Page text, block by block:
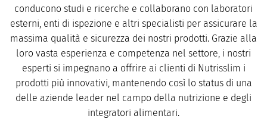
conducono studi e ricerche e collaborano con laboratori
esterni, enti di ispezione e altri specialisti per assicurare la
massima qualità e sicurezza dei nostri prodotti. Grazie alla
loro vasta esperienza e competenza nel settore, i nostri
esperti si impegnano a offrire ai clienti di Nutrisslim i
prodotti più innovativi, mantenendo così lo status di una
delle aziende leader nel campo della nutrizione e degli
integratori alimentari.